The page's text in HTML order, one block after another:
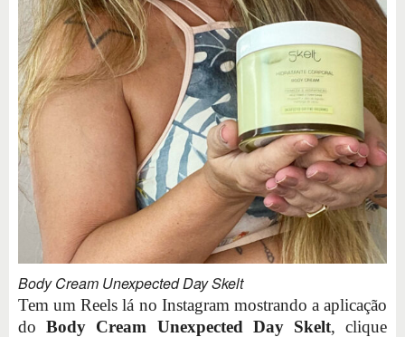
Body Cream Unexpected Day Skelt
Tem um Reels lá no Instagram mostrando a aplicação
doBody Cream Unexpected Day Skelt, clique